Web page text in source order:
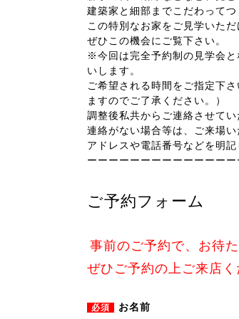
建築家と細部までこだわって
この特別なお家をご見学いた
ぜひこの機会にご覧下さい。
※今回は完全予約制の見学会
いします。
ご希望される時間をご指定下
ますのでご了承ください。）
調整後私共からご連絡させて
連絡がない場合等は、ご来場
アドレスや電話番号などを明記
ーーーーーーーーーーーーー
ご予約フォーム
事前のご予約で、お待
ぜひご予約の上ご来店く
必須 お名前